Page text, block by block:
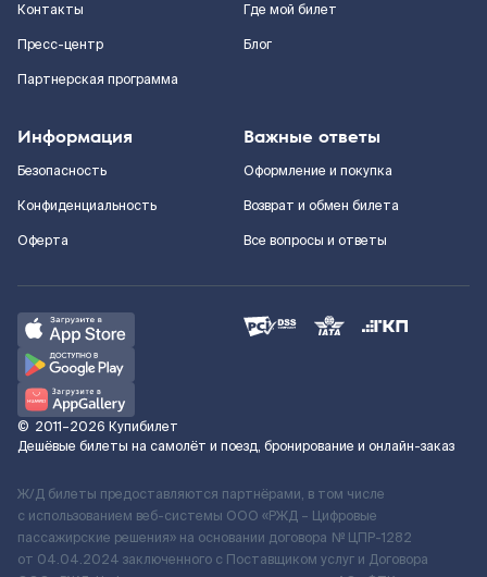
Контакты
Пресс-центр
Партнерская программа
Где мой билет
Блог
Информация
Безопасность
Конфиденциальность
Оферта
Важные ответы
Оформление и покупка
Возврат и обмен билета
Все вопросы и ответы
© 2011–2026 Купибилет
Дешёвые билеты на самолёт и поезд, бронирование и онлайн-заказ
Ж/Д билеты предоставляются партнёрами, в том числе
с использованием веб-системы ООО «РЖД – Цифровые
пассажирские решения» на основании договора № ЦПР-1282
от 04.04.2024 заключенного с Поставщиком услуг и Договора